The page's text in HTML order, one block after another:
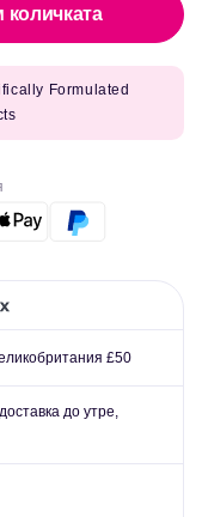
количката
Formulated
£50
до утре,